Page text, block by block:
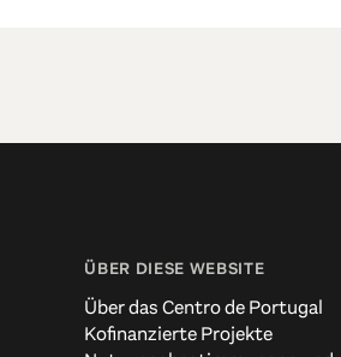
ÜBER DIESE WEBSITE
Über das Centro de Portugal
Kofinanzierte Projekte